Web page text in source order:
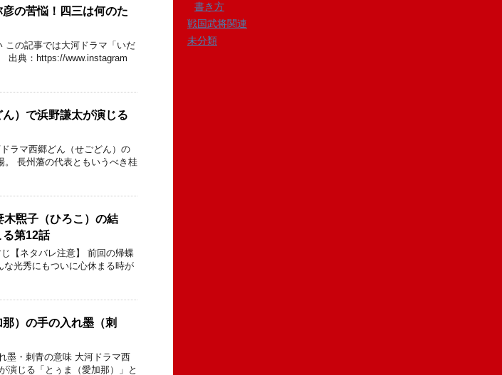
の苦悩！四三は何のた
この記事では大河ドラマ「いだ
出典：https://www.instagram
）で浜野謙太が演じる
ラマ西郷どん（せごどん）の
。 長州藩の代表ともいうべき桂
木煕子（ひろこ）の結
る第12話
【ネタバレ注意】 前回の帰蝶
光秀にもついに心休まる時が
）の手の入れ墨（刺
墨・刺青の意味 大河ドラマ西
演じる「とぅま（愛加那）」と
書き方
戦国武将関連
未分類